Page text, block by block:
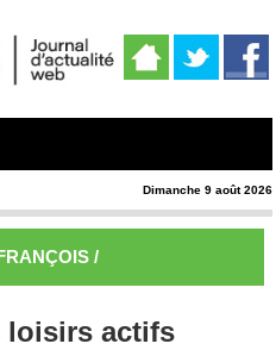
Dimanche 9 août 2026
/
loisirs actifs